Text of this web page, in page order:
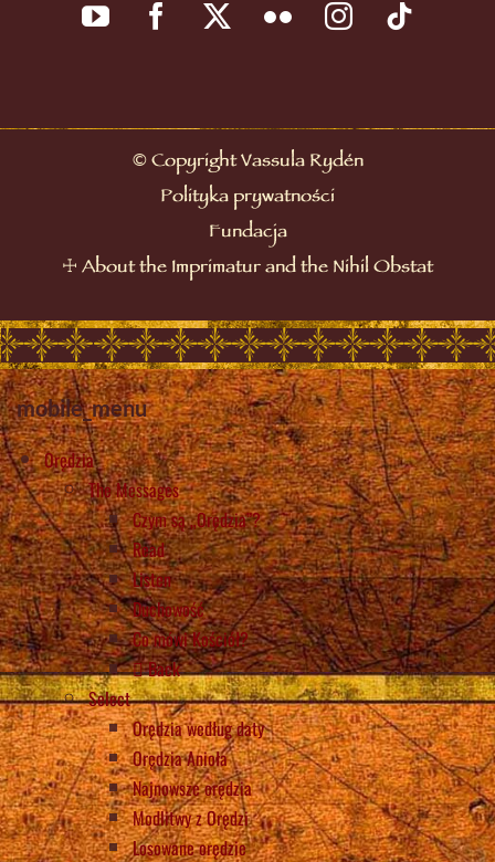
©Copyright Vassula Rydén
Polityka prywatności
Fundacja
☩ About the Imprimatur and the Nihil Obstat
mobile_menu
Orędzia
The Messages
Czym są „Orędzia”?
Read
Listen
Duchowość
Co mówi Kościół?
Back
Select
Orędzia według daty
Orędzia Anioła
Najnowsze orędzia
Modlitwy z Orędzi
Losowane orędzie